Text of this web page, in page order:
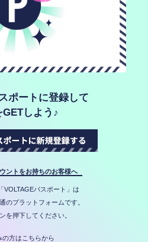
ポートに登録して
しよう♪
ントをお持ちのお客様へ
VOLTAGEパスポート」は
のプラットフォームです。
を押下してください。
の方はこちらから